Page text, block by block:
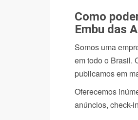
Como
Embu das
Somos uma
em todo o Brasil.
publicamos em
Oferecemos
anúncios, check-